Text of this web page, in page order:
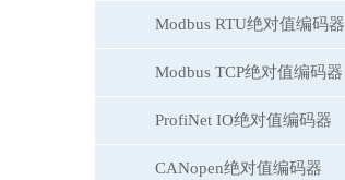
IO系统
附件
Modbus RTU绝对值编码器
Modbus TCP绝对值编码器
ProfiNet IO绝对值编码器
CANopen绝对值编码器